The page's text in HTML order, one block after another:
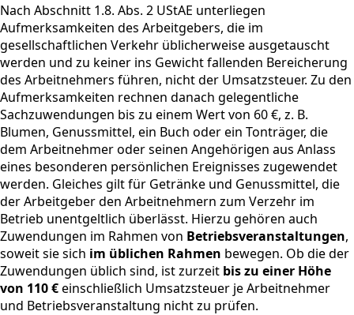
Nach Abschnitt 1.8. Abs. 2 UStAE unterliegen
Aufmerksamkeiten des Arbeitgebers, die im
gesellschaftlichen Verkehr üblicherweise ausgetauscht
werden und zu keiner ins Gewicht fallenden Bereicherung
des Arbeitnehmers führen, nicht der Umsatzsteuer. Zu den
Aufmerksamkeiten rechnen danach gelegentliche
Sachzuwendungen bis zu einem Wert von 60 €, z. B.
Blumen, Genussmittel, ein Buch oder ein Tonträger, die
dem Arbeitnehmer oder seinen Angehörigen aus Anlass
eines besonderen persönlichen Ereignisses zugewendet
werden. Gleiches gilt für Getränke und Genussmittel, die
der Arbeitgeber den Arbeitnehmern zum Verzehr im
Betrieb unentgeltlich überlässt. Hierzu gehören auch
Zuwendungen im Rahmen von Betriebsveranstaltungen,
soweit sie sich im üblichen Rahmen bewegen. Ob die der
Zuwendungen üblich sind, ist zurzeit bis zu einer Höhe
von 110 €einschließlich Umsatzsteuer je Arbeitnehmer
und Betriebsveranstaltung nicht zu prüfen.